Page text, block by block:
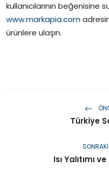
kullanıcılarının beğenisine
www.markapia.com
ürünlere ulaşın.
Türkiye
Isı Yalıtımı